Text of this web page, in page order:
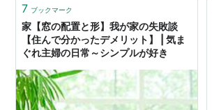
7 ブックマーク
家【窓の配置と形】我が家の失敗談
【住んで分かったデメリット】 | 気ま
ぐれ主婦の日常～シンプルが好き